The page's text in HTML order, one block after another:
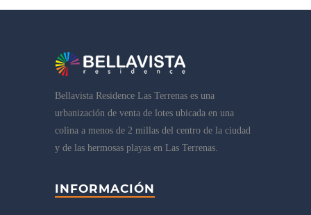
Bellavista Residence Las Terrenas es una
urbanización de venta de lotes ubicada en una
colina a menos de 2 millas del centro de la ciudad
y de las hermosas playas en Las Terrenas.
INFORMACIÓN